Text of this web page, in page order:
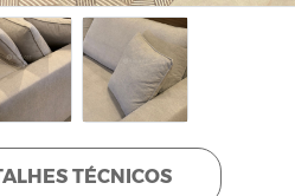
TÉCNICOS